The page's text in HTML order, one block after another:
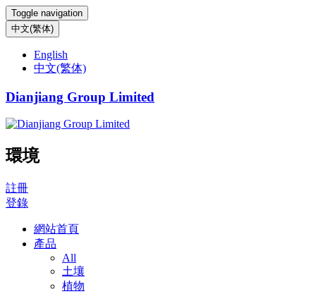
Toggle navigation
中文(繁体)
English
中文(繁体)
Dianjiang Group Limited
環境
註冊
登錄
網站首頁
產品
All
土壤
植物